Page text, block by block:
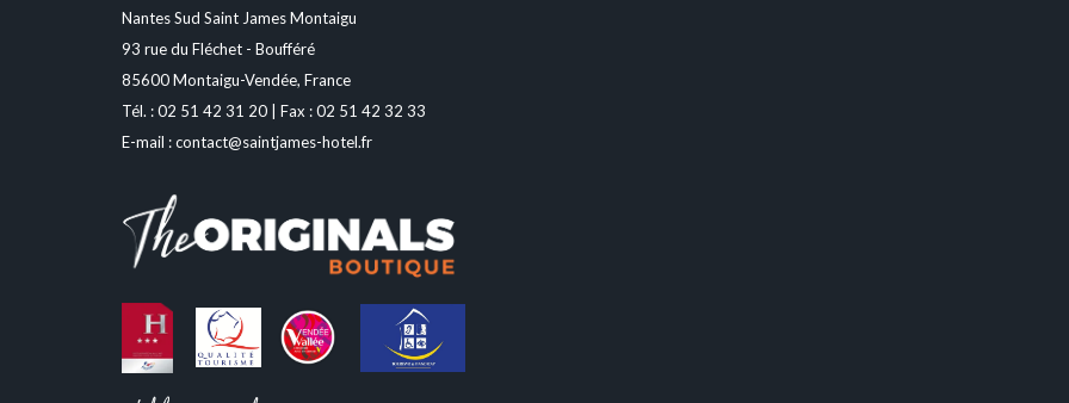
Nantes Sud Saint James Montaigu
93 rue du Fléchet - Boufféré
85600 Montaigu-Vendée, France
Tél. :02 51 42 31 20 | Fax : 02 51 42 32 33
E-mail :contact@saintjames-hotel.fr